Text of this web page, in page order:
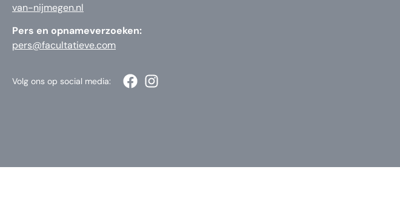
van-nijmegen.nl
Pers en opnameverzoeken:
pers@facultatieve.com
Volg ons op social media: